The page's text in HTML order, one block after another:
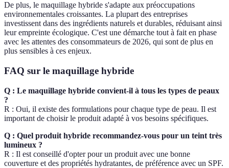
De plus, le maquillage hybride s'adapte aux préoccupations
environnementales croissantes. La plupart des entreprises
investissent dans des ingrédients naturels et durables, réduisant ainsi
leur empreinte écologique. C'est une démarche tout à fait en phase
avec les attentes des consommateurs de 2026, qui sont de plus en
plus sensibles à ces enjeux.
FAQ sur le maquillage hybride
Q : Le maquillage hybride convient-il à tous les types de peaux
?
R : Oui, il existe des formulations pour chaque type de peau. Il est
important de choisir le produit adapté à vos besoins spécifiques.
Q : Quel produit hybride recommandez-vous pour un teint très
lumineux ?
R : Il est conseillé d'opter pour un produit avec une bonne
couverture et des propriétés hydratantes, de préférence avec un SPF.